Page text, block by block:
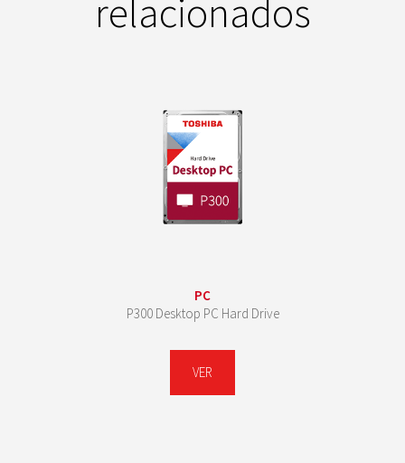
relacionados
PC
P300 Desktop PC Hard Drive
VER